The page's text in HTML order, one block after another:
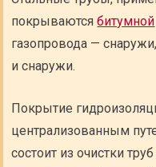
покрываютсябитумной
газопровода —
и снаружи.
Покрытие
централизованным
состоит из очистки